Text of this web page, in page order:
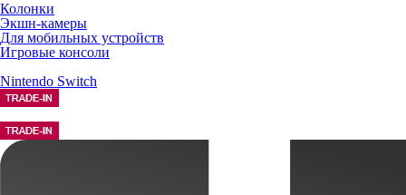
Колонки
Экшн-камеры
Для мобильных устройств
Игровые консоли
Nintendo Switch